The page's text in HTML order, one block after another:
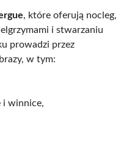
, które oferują nocleg,
i stwarzaniu
prowadzi przez
w tym:
i winnice,